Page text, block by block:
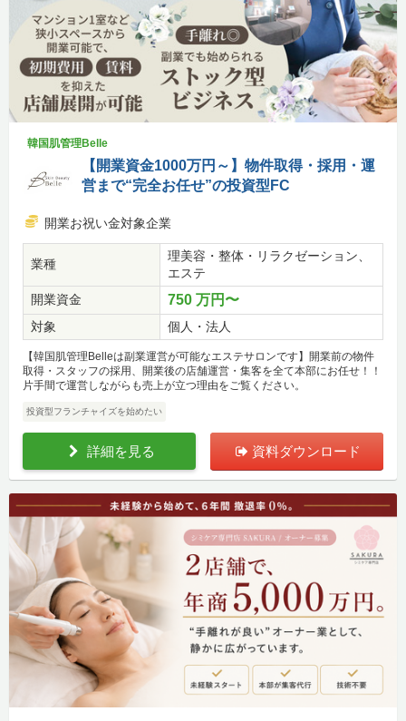
韓国肌管理Belle
【開業資金1000万円～】物件取得・採用・運
営まで“完全お任せ”の投資型FC
開業お祝い金対象企業
業種
理美容・整体・リラクゼーション、
エステ
開業資金
750 万円〜
対象 個人・法人
【韓国肌管理Belleは副業運営が可能なエステサロンです】開業前の物件
取得・スタッフの採用、開業後の店舗運営・集客を全て本部にお任せ！！
片手間で運営しながらも売上が立つ理由をご覧ください。
投資型フランチャイズを始めたい
詳細を見る 資料ダウンロード